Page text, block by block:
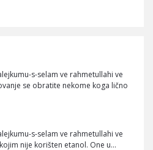
s-selam ve rahmetullahi ve
se obratite nekome koga lično
s-selam ve rahmetullahi ve
nije korišten etanol. One u…